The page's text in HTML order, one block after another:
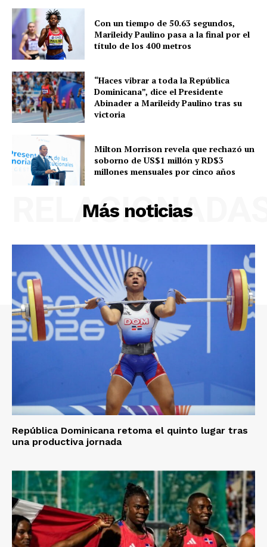
Con un tiempo de 50.63 segundos,
Marileidy Paulino pasa a la final por el
título de los 400 metros
“Haces vibrar a toda la República
Dominicana”, dice el Presidente
Abinader a Marileidy Paulino tras su
victoria
Milton Morrison revela que rechazó un
soborno de US$1 millón y RD$3
millones mensuales por cinco años
Más noticias
República Dominicana retoma el quinto lugar tras
una productiva jornada